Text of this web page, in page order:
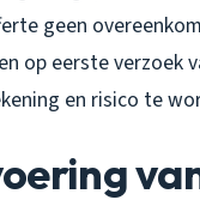
geen
op eerste verzoek
en risico te